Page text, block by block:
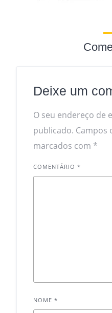
Deixe um
O seu endereço de
publicado. Campos
marcados com *
COMENTÁRIO *
NOME *